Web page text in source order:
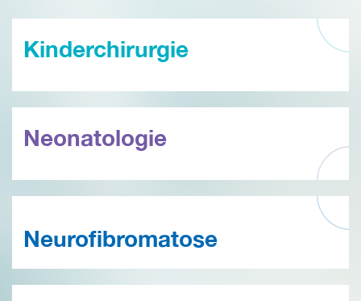
Kinderchirurgie
Neonatologie
Neurofibromatose